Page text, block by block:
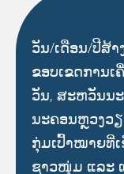
ວັນ/ເດືອນ/ປີສ້າ
ຂອບເຂດການ
ວັນ, ສະຫວັນນະ
ນະຄອນຫຼວງວຽ
ກຸ່ມເປົ້າໝາຍທີ່
ຊາວໜຸ່ມ ແລະ